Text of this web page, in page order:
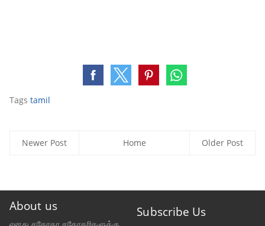
Tags tamil
Newer Post Older Post
Home
About us Subscribe Us